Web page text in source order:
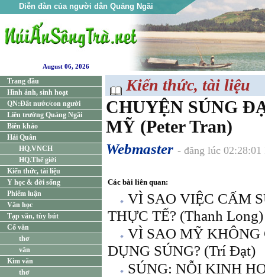
Diễn đàn của người dân Quảng Ngãi
August 06, 2026
Trang đầu
Hình ảnh, sinh hoạt
QN:Đất nước/con người
Liên trường Quảng Ngãi
Biên khảo
Hải Quân
HQ.VNCH
HQ.Thế giới
Kiến thức, tài liệu
Y học & đời sống
Phiếm luận
Văn học
Tạp văn, tùy bút
Cổ văn
thơ
văn
Kim văn
thơ
Kiến thức, tài liệu
CHUYỆN SÚNG
MỸ (Peter Tran)
Webmaster - đăng lúc
Các bài liên quan:
VÌ SAO VIỆC CẤM
THỰC TẾ? (Thanh Long)
VÌ SAO MỸ
DỤNG SÚNG? (Trí Đạt)
SÚNG: NỖI KINH